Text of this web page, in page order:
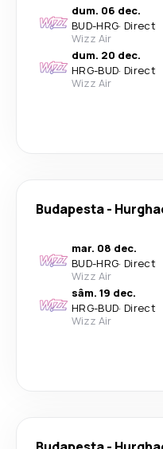
dum. 06 dec.
BUD-HRG· Direct
Wizz Air
dum. 20 dec.
HRG-BUD· Direct
Wizz Air
Budapesta-
mar. 08 dec.
BUD-HRG· Direct
Wizz Air
sâm. 19 dec.
HRG-BUD· Direct
Wizz Air